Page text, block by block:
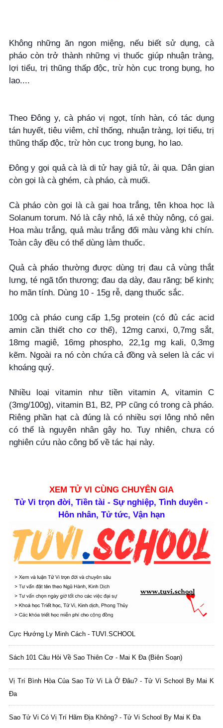
Không những ăn ngon miệng, nếu biết sử dụng, cà
pháo còn trở thành những vị thuốc giúp nhuận tràng,
lợi tiểu, trị thũng thấp độc, trừ hòn cục trong bụng, ho
lao....
Theo Đông y, cà pháo vị ngọt, tính hàn, có tác dụng
tán huyết, tiêu viêm, chỉ thống, nhuận tràng, lợi tiểu, trị
thũng thấp độc, trừ hòn cục trong bụng, ho lao.
Đông y gọi quả cà là di tử hay giả tử, ải qua. Dân gian
còn gọi là cà ghém, cà pháo, cà muối.
Cà pháo còn gọi là cà gai hoa trắng, tên khoa học là
Solanum torum. Nó là cây nhỏ, lá xẻ thùy nông, có gai.
Hoa màu trắng, quả màu trắng đổi màu vàng khi chín.
Toàn cây đều có thể dùng làm thuốc.
Quả cà pháo thường được dùng trị đau cả vùng thắt
lưng, té ngã tổn thương; đau dạ dày, đau răng; bế kinh;
ho mãn tính. Dùng 10 - 15g rễ, dạng thuốc sắc.
100g cà pháo cung cấp 1,5g protein (có đủ các acid
amin cần thiết cho cơ thể), 12mg canxi, 0,7mg sắt,
18mg magiê, 16mg phospho, 22,1g mg kali, 0,3mg
kẽm. Ngoài ra nó còn chứa cả đồng và selen là các vi
khoáng quý.
Nhiều loại vitamin như tiền vitamin A, vitamin C
(3mg/100g), vitamin B1, B2, PP cũng có trong cà pháo.
Riêng phần hạt cà đúng là có nhiều sợi lông nhỏ nên
có thể là nguyên nhân gây ho. Tuy nhiên, chưa có
nghiên cứu nào công bố về tác hại này.
XEM TỬ VI CÙNG CHUYÊN GIA
Tử Vi trọn đời, Tiền tài - Sự nghiệp, Tình duyên -
Hôn nhân, Tử tức, Vận hạn
Cực Hướng Ly Minh Cách - TUVI.SCHOOL
Sách 101 Câu Hỏi Về Sao Thiên Cơ - Mai K Đa (biên Soạn)
Vị Trí Bình Hòa Của Sao Tử Vi Là Ở Đâu? - Tử Vi School By Mai K
Đa
Sao Tử Vi Có Vị Trí Hãm Địa Không? - Tử Vi School By Mai K Đa